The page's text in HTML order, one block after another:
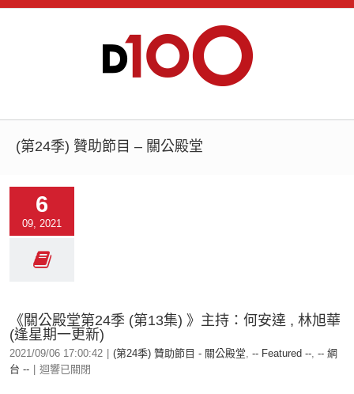
(第24季) 贊助節目 – 關公殿堂
6
09, 2021
《關公殿堂第24季 (第13集) 》主持：何安達 , 林旭華
(逢星期一更新)
2021/09/06 17:00:42 (第24季) 贊助節目 - 關公殿堂, -- Featured --, -- 網
台 --
迴響已關閉